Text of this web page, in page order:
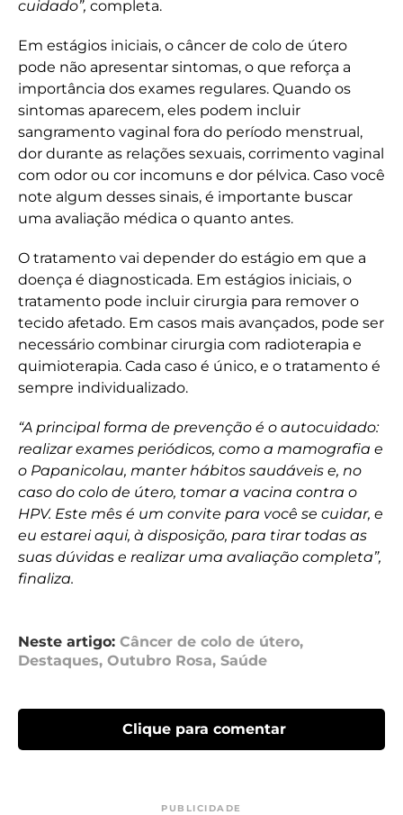
cuidado”, completa.
Em estágios iniciais, o câncer de colo de útero
pode não apresentar sintomas, o que reforça a
importância dos exames regulares. Quando os
sintomas aparecem, eles podem incluir
sangramento vaginal fora do período menstrual,
dor durante as relações sexuais, corrimento vaginal
com odor ou cor incomuns e dor pélvica. Caso você
note algum desses sinais, é importante buscar
uma avaliação médica o quanto antes.
O tratamento vai depender do estágio em que a
doença é diagnosticada. Em estágios iniciais, o
tratamento pode incluir cirurgia para remover o
tecido afetado. Em casos mais avançados, pode ser
necessário combinar cirurgia com radioterapia e
quimioterapia. Cada caso é único, e o tratamento é
sempre individualizado.
“A principal forma de prevenção é o autocuidado:
realizar exames periódicos, como a mamografia e
o Papanicolau, manter hábitos saudáveis e, no
caso do colo de útero, tomar a vacina contra o
HPV. Este mês é um convite para você se cuidar, e
eu estarei aqui, à disposição, para tirar todas as
suas dúvidas e realizar uma avaliação completa”,
finaliza.
Neste artigo: Câncer de colo de útero,
Destaques, Outubro Rosa, Saúde
Clique para comentar
PUBLICIDADE